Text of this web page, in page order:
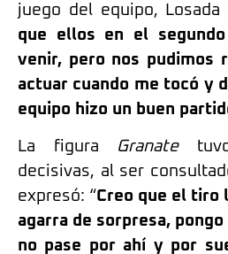
juego del equipo, Losada
que ellos en el
venir, pero nos pudimos
actuar cuando me tocó y
equipo hizo un buen
La figura Granatetuvo
decisivas, al ser
expresó: “Creo que el tiro
agarra de sorpresa,
no pase por ahí y por